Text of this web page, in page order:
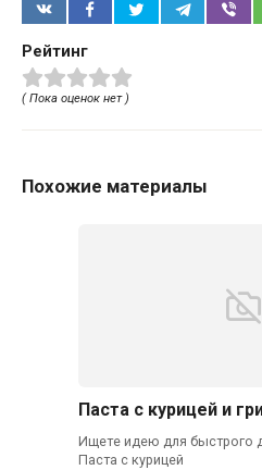
Рейтинг
( Пока оценок нет )
Похожие материалы
Паста с курицей и
Ищете идею для быстрого
Паста с курицей